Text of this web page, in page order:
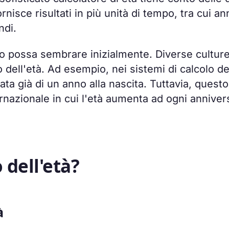
risultati in più unità di tempo, tra cui
possa sembrare inizialmente. Diverse
Ad esempio, nei sistemi di calcolo
già di un anno alla nascita. Tuttavia, questo
in cui l'età aumenta ad ogni
dell'età?